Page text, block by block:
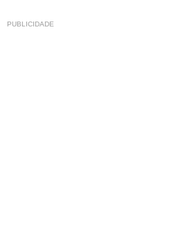
PUBLICIDADE